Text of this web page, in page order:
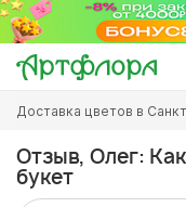
Перейти
основному
содержанию
Вы
здесь
Доставка цветов в
Отзыв, Олег:
букет